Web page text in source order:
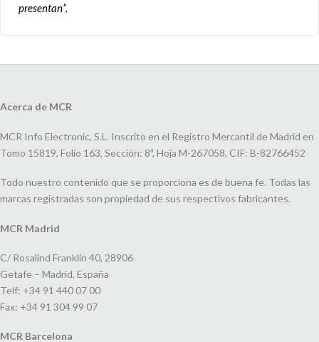
presentan”.
Acerca de MCR
MCR Info Electronic, S.L. Inscrito en el Registro Mercantil de Madrid en
Tomo 15819, Folio 163, Sección: 8ª, Hoja M-267058, CIF: B-82766452
Todo nuestro contenido que se proporciona es de buena fe. Todas las
marcas registradas son propiedad de sus respectivos fabricantes.
MCR Madrid
C/ Rosalind Franklin 40, 28906
Getafe – Madrid, España
Telf: +34 91 440 07 00
Fax: +34 91 304 99 07
MCR Barcelona